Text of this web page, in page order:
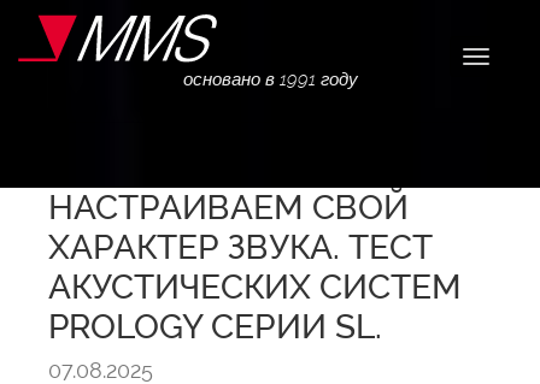
основано в 1991 году
НАСТРАИВАЕМ СВОЙ
ХАРАКТЕР ЗВУКА. ТЕСТ
АКУСТИЧЕСКИХ СИСТЕМ
PROLOGY СЕРИИ SL.
07.08.2025